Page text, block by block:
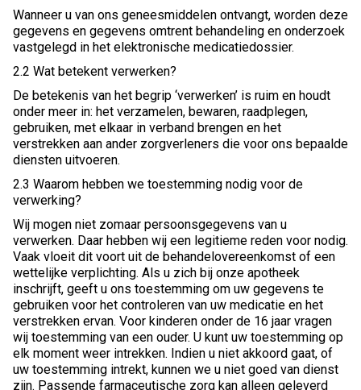
Wanneer u van ons geneesmiddelen ontvangt, worden deze
gegevens en gegevens omtrent behandeling en onderzoek
vastgelegd in het elektronische medicatiedossier.
2.2 Wat betekent verwerken?
De betekenis van het begrip ‘verwerken’ is ruim en houdt
onder meer in: het verzamelen, bewaren, raadplegen,
gebruiken, met elkaar in verband brengen en het
verstrekken aan ander zorgverleners die voor ons bepaalde
diensten uitvoeren.
2.3 Waarom hebben we toestemming nodig voor de
verwerking?
Wij mogen niet zomaar persoonsgegevens van u
verwerken. Daar hebben wij een legitieme reden voor nodig.
Vaak vloeit dit voort uit de behandelovereenkomst of een
wettelijke verplichting. Als u zich bij onze apotheek
inschrijft, geeft u ons toestemming om uw gegevens te
gebruiken voor het controleren van uw medicatie en het
verstrekken ervan. Voor kinderen onder de 16 jaar vragen
wij toestemming van een ouder. U kunt uw toestemming op
elk moment weer intrekken. Indien u niet akkoord gaat, of
uw toestemming intrekt, kunnen we u niet goed van dienst
zijn. Passende farmaceutische zorg kan alleen geleverd